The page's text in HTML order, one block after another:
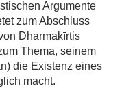
Argumente
zum Abschluss
Dharmakīrtis
Thema, seinem
die Existenz eines
macht.